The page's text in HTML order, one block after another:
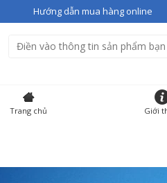
Hướng dẫn mua hàng online
Trang chủ Giới
phẩm trong giỏ hàng
SẢN PHẨM